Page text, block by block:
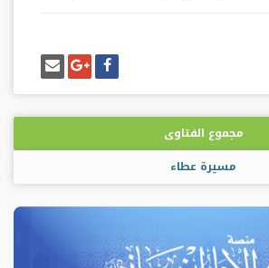
شارك
على
فيسبوك
شارك
على
غوغل
بلس
إرسل
إيميل
مجموع الفتاوى
مسيرة عطاء